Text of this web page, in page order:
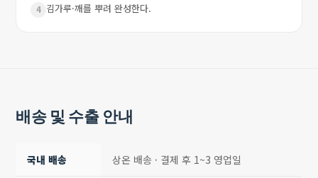
4 김가루·깨를 뿌려 완성한다.
배송 및 수출 안내
국내 배송 상온 배송 · 결제 후 1~3 영업일